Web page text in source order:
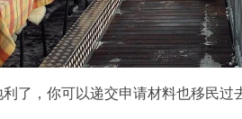
，你可以递交申请材料也移民过